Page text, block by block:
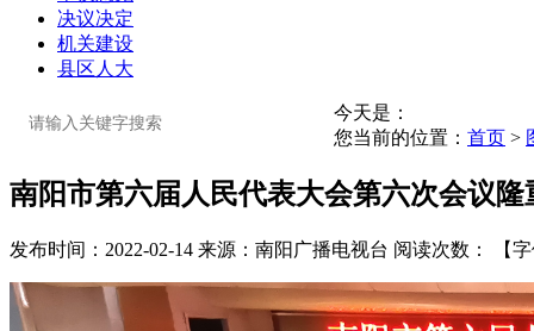
决议决定
机关建设
县区人大
今天是：
您当前的位置： 首页 >
南阳市第六届人民代表大会第六次会议隆
发布时间：2022-02-14 来源：南阳广播电视台 阅读次数： 【